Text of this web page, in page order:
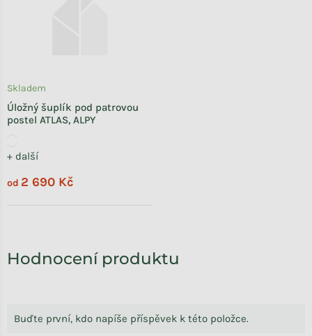
Hodnocení produktu
Buďte první, kdo napíše příspěvek k této položce.
Výpis hodnocení
Úložný šuplík pod patrovou
postel ATLAS, ALPY
+ další
Skladem
od 2 690 Kč